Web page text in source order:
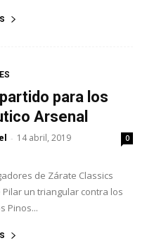
para los
Arsenal
- 14 abril, 2019 0
de Zárate Classics
un triangular contra los
Pinos...